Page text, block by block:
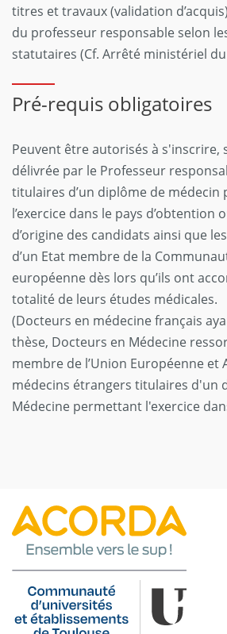
titres et travaux (validation
du professeur responsable selon
statutaires (Cf. Arrêté ministériel
Pré-requis obligatoires
Peuvent être autorisés à s'inscrire,
délivrée par le Professeur
titulaires d’un diplôme de
l’exercice dans le pays d’obtention
d’origine des candidats ainsi que
d’un Etat membre de la
européenne dès lors qu’ils ont
totalité de leurs études médicales.
(Docteurs en médecine français
thèse, Docteurs en Médecine
membre de l’Union Européenne et
médecins étrangers titulaires d'un
Médecine permettant l'exercice